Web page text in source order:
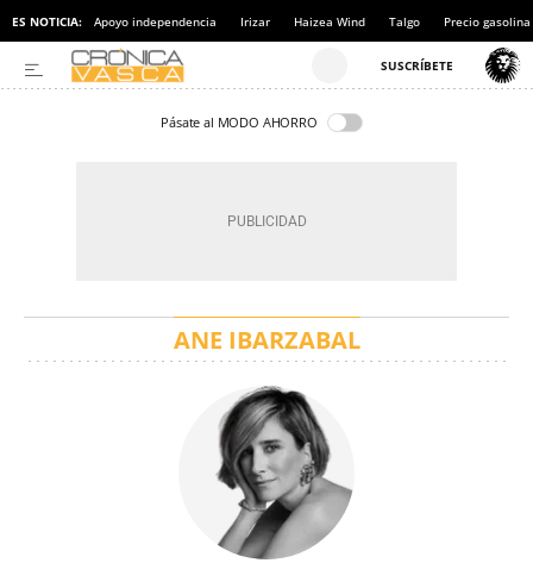
ES NOTICIA: Apoyo independencia Irizar Haizea Wind Talgo Precio gasolina
Pásate al MODO AHORRO
ANE IBARZABAL